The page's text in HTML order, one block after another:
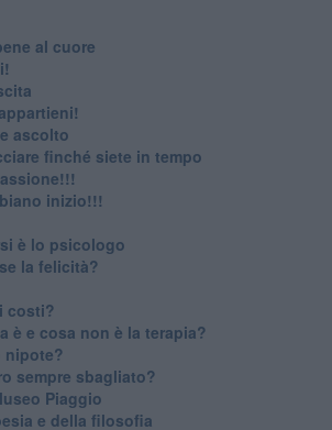
al cuore
ascolto
finché siete in tempo
inizio!!!
è lo psicologo
la felicità?
costi?
è e cosa non è la terapia?
nipote?
sempre sbagliato?
Piaggio
e della filosofia